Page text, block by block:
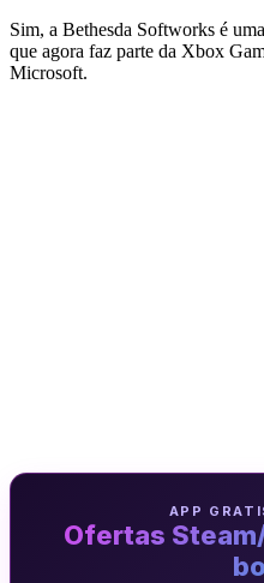
Sim, a Bethesda Softworks é
que agora faz parte da Xbox
Microsoft.
APP
Ofertas